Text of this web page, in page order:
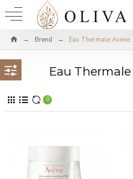
Brend Eau Thermale Avene
Eau
0